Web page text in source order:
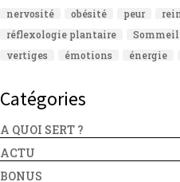
nervosité
obésité peur
réflexologie plantaire
Sommeil
vertiges
émotions énergie
Catégories
A QUOI SERT ?
ACTU
BONUS